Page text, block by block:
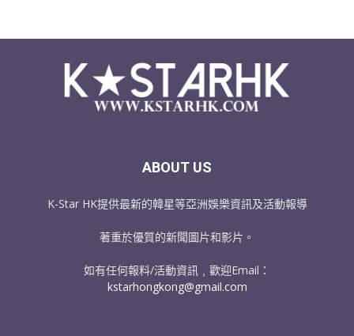
ABOUT US
K-Star HK提供最新的韓星等亞洲娛樂資訊及活動報導
著重於優質的新聞圖片和影片。
如有任何報料/活動資訊﹐歡迎Email：
kstarhongkong@gmail.com